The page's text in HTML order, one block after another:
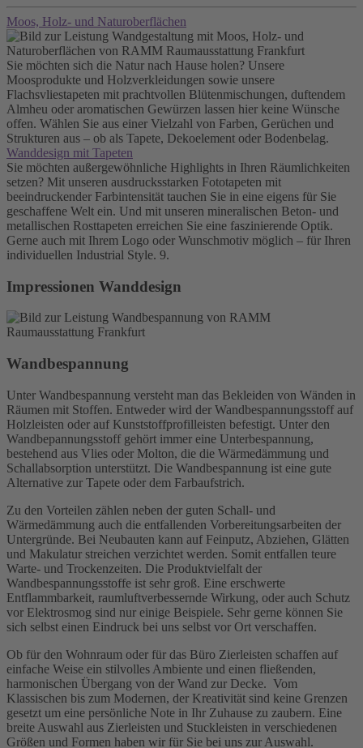
Moos, Holz- und Naturoberflächen
Sie möchten sich die Natur nach Hause holen? Unsere
Moosprodukte und Holzverkleidungen sowie unsere
Flachsvliestapeten mit prachtvollen Blütenmischungen, duftendem
Almheu oder aromatischen Gewürzen lassen hier keine Wünsche
offen. Wählen Sie aus einer Vielzahl von Farben, Gerüchen und
Strukturen aus – ob als Tapete, Dekoelement oder Bodenbelag.
Wanddesign mit Tapeten
Sie möchten außergewöhnliche Highlights in Ihren Räumlichkeiten
setzen? Mit unseren ausdrucksstarken Fototapeten mit
beeindruckender Farbintensität tauchen Sie in eine eigens für Sie
geschaffene Welt ein. Und mit unseren mineralischen Beton- und
metallischen Rosttapeten erreichen Sie eine faszinierende Optik.
Gerne auch mit Ihrem Logo oder Wunschmotiv möglich – für Ihren
individuellen Industrial Style. 9.
Impressionen Wanddesign
Wand­bespannung
Unter Wandbespannung versteht man das Bekleiden von Wänden in
Räumen mit Stoffen. Entweder wird der Wandbespannungsstoff auf
Holzleisten oder auf Kunststoffprofilleisten befestigt. Unter den
Wandbepannungsstoff gehört immer eine Unterbespannung,
bestehend aus Vlies oder Molton, die die Wärmedämmung und
Schallabsorption unterstützt. Die Wandbespannung ist eine gute
Alternative zur Tapete oder dem Farbaufstrich.
Zu den Vorteilen zählen neben der guten Schall- und
Wärmedämmung auch die entfallenden Vorbereitungsarbeiten der
Untergründe. Bei Neubauten kann auf Feinputz, Abziehen, Glätten
und Makulatur streichen verzichtet werden. Somit entfallen teure
Warte- und Trockenzeiten. Die Produktvielfalt der
Wandbespannungsstoffe ist sehr groß. Eine erschwerte
Entflammbarkeit, raumluftverbessernde Wirkung, oder auch Schutz
vor Elektrosmog sind nur einige Beispiele. Sehr gerne können Sie
sich selbst einen Eindruck bei uns selbst vor Ort verschaffen.
Ob für den Wohnraum oder für das Büro Zierleisten schaffen auf
einfache Weise ein stilvolles Ambiente und einen fließenden,
harmonischen Übergang von der Wand zur Decke. Vom
Klassischen bis zum Modernen, der Kreativität sind keine Grenzen
gesetzt um eine persönliche Note in Ihr Zuhause zu zaubern. Eine
breite Auswahl aus Zierleisten und Stuckleisten in verschiedenen
Größen und Formen haben wir für Sie bei uns zur Auswahl.